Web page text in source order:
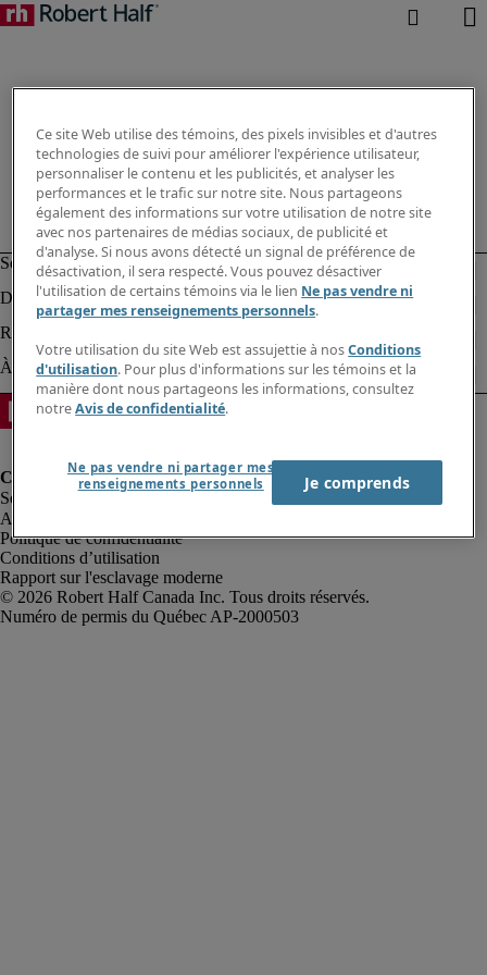
Alerte à la fraude
Politique de confidentialité
Conditions d’utilisation
Rapport sur l'esclavage moderne
Robert Half Canada Inc. Tous droits réservés.
Ce site Web utilise des témoins, des pixels invisibles et d'autres
technologies de suivi pour améliorer l'expérience utilisateur,
personnaliser le contenu et les publicités, et analyser les
performances et le trafic sur notre site. Nous partageons
également des informations sur votre utilisation de notre site
avec nos partenaires de médias sociaux, de publicité et
d'analyse. Si nous avons détecté un signal de préférence de
désactivation, il sera respecté. Vous pouvez désactiver
l'utilisation de certains témoins via le lien Ne pas vendre ni
partager mes renseignements personnels.
Votre utilisation du site Web est assujettie à nosConditions
d'utilisation. Pour plus d'informations sur les témoins et la
manière dont nous partageons les informations, consultez
notreAvis de confidentialité.
Ne pas vendre ni partager mes
renseignements personnels
Je comprends